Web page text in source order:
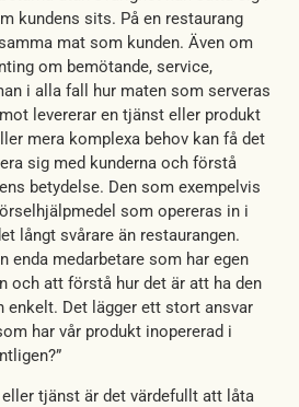
kundens sits. På en restaurang
mat som kunden. Även om
om bemötande, service,
i alla fall hur maten som serveras
levererar en tjänst eller produkt
mera komplexa behov kan få det
sig med kunderna och förstå
betydelse. Den som exempelvis
som opereras in i
långt svårare än restaurangen.
enda medarbetare som har egen
och att förstå hur det är att ha den
enkelt. Det lägger ett stort ansvar
har vår produkt inopererad i
tjänst är det värdefullt att låta